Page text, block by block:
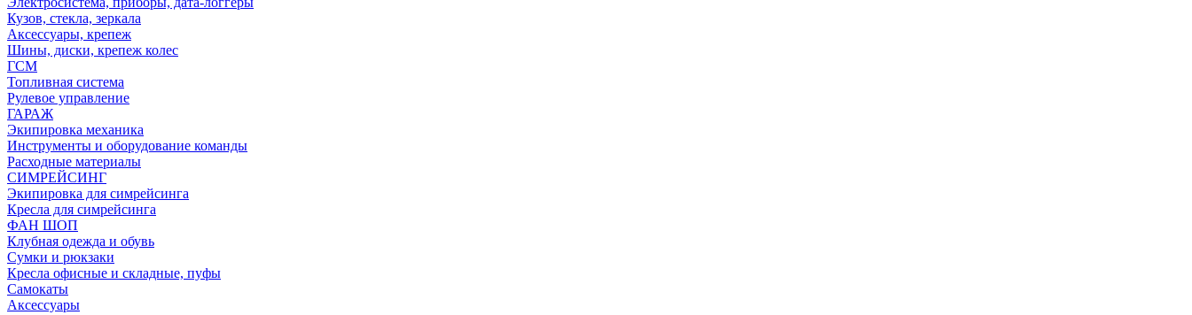
Кузов, стекла, зеркала
Аксессуары, крепеж
Шины, диски, крепеж колес
ГСМ
Топливная система
Рулевое управление
ГАРАЖ
Экипировка механика
Инструменты и оборудование команды
Расходные материалы
СИМРЕЙСИНГ
Экипировка для симрейсинга
Кресла для симрейсинга
ФАН ШОП
Клубная одежда и обувь
Сумки и рюкзаки
Кресла офисные и складные, пуфы
Самокаты
Аксессуары